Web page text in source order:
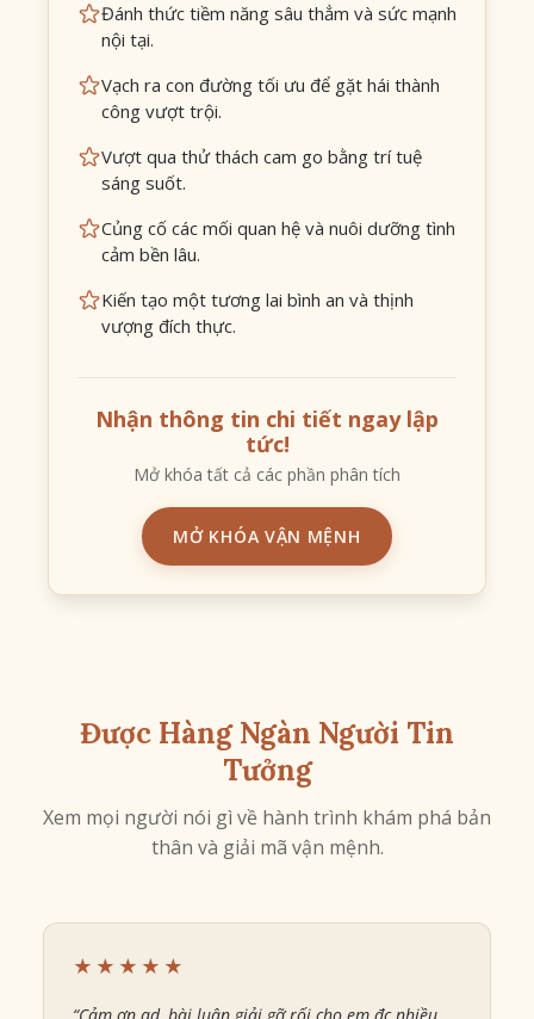
Đánh thức tiềm năng sâu thẳm và sức mạnh
nội tại.
Vạch ra con đường tối ưu để gặt hái thành
công vượt trội.
Vượt qua thử thách cam go bằng trí tuệ
sáng suốt.
Củng cố các mối quan hệ và nuôi dưỡng tình
cảm bền lâu.
Kiến tạo một tương lai bình an và thịnh
vượng đích thực.
Nhận thông tin chi tiết ngay lập
tức!
Mở khóa tất cả các phần phân tích
MỞ KHÓA VẬN MỆNH
Được Hàng Ngàn Người Tin
Tưởng
Xem mọi người nói gì về hành trình khám phá bản
thân và giải mã vận mệnh.
★★★★★